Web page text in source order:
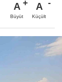
A
Büyüt
A
Küçült